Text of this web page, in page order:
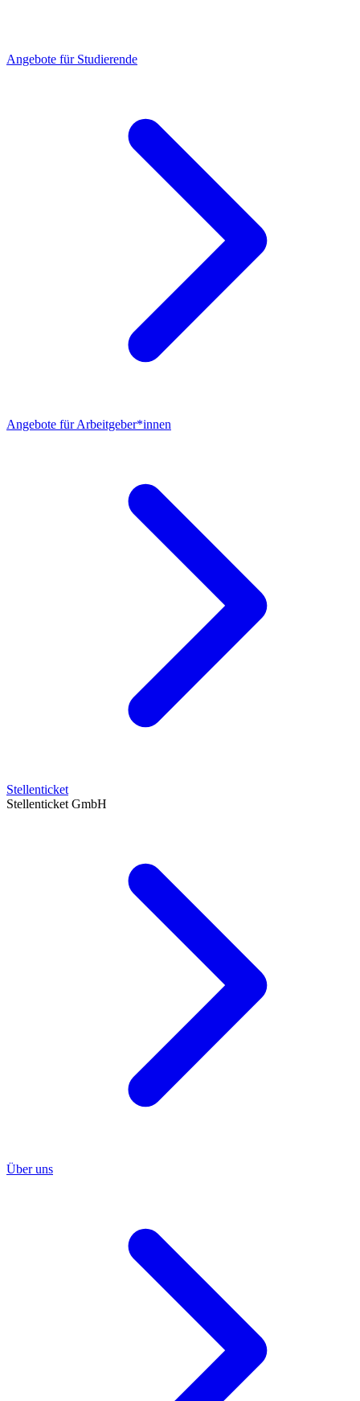
Angebote für Studierende
Angebote für Arbeitgeber*innen
Stellenticket
Stellenticket GmbH
Über uns